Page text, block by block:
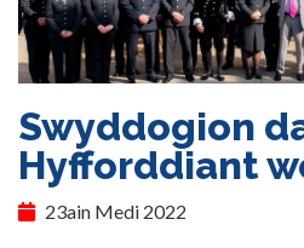
Swyddogion
Hyfforddiant
23ain Medi 2022